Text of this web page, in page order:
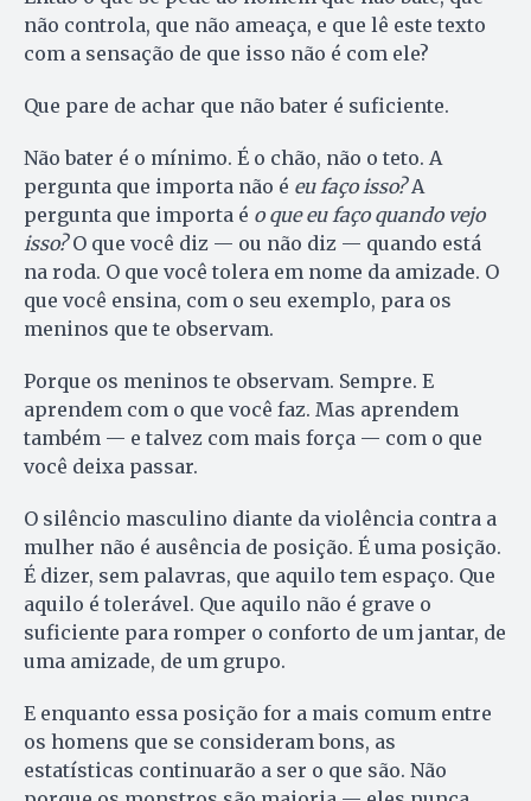
não controla, que não ameaça, e que lê este texto
com a sensação de que isso não é com ele?
Que pare de achar que não bater é suficiente.
Não bater é o mínimo. É o chão, não o teto. A
pergunta que importa não é eu faço isso?A
pergunta que importa é o que eu faço quando vejo
isso?O que você diz — ou não diz — quando está
na roda. O que você tolera em nome da amizade. O
que você ensina, com o seu exemplo, para os
meninos que te observam.
Porque os meninos te observam. Sempre. E
aprendem com o que você faz. Mas aprendem
também — e talvez com mais força — com o que
você deixa passar.
O silêncio masculino diante da violência contra a
mulher não é ausência de posição. É uma posição.
É dizer, sem palavras, que aquilo tem espaço. Que
aquilo é tolerável. Que aquilo não é grave o
suficiente para romper o conforto de um jantar, de
uma amizade, de um grupo.
E enquanto essa posição for a mais comum entre
os homens que se consideram bons, as
estatísticas continuarão a ser o que são. Não